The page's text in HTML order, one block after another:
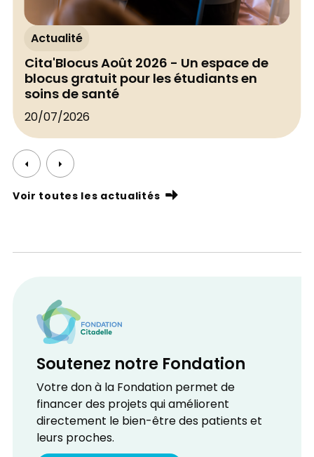
Actualité
Cita'Blocus Août 2026 - Un espace de
blocus gratuit pour les étudiants en
soins de santé
20/07/2026
Voir toutes les actualités
Soutenez notre Fondation
Votre don à la Fondation permet de
financer des projets qui améliorent
directement le bien-être des patients et
leurs proches.